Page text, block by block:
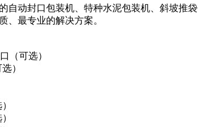
自动封口包装机、特种水泥包装机、斜坡推
、最专业的解决方案。
（可选）
）